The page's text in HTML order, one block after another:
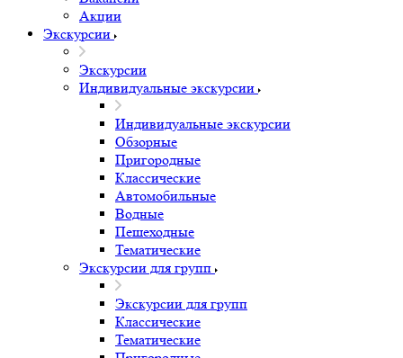
Акции
Экскурсии
Экскурсии
Индивидуальные экскурсии
Индивидуальные экскурсии
Обзорные
Пригородные
Классические
Автомобильные
Водные
Пешеходные
Тематические
Экскурсии для групп
Экскурсии для групп
Классические
Тематические